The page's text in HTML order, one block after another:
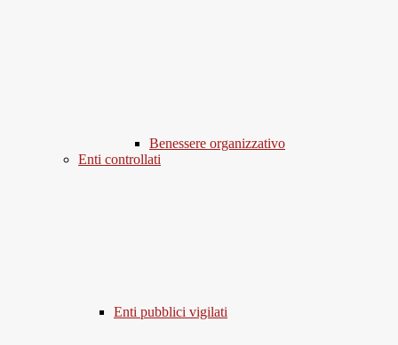
Benessere organizzativo
Enti controllati
Enti pubblici vigilati